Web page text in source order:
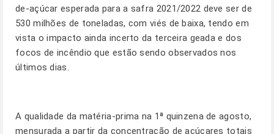
de-açúcar esperada para a safra 2021/2022 deve ser de
530 milhões de toneladas, com viés de baixa, tendo em
vista o impacto ainda incerto da terceira geada e dos
focos de incêndio que estão sendo observados nos
últimos dias.
A qualidade da matéria-prima na 1ª quinzena de agosto,
mensurada a partir da concentração de açúcares totais